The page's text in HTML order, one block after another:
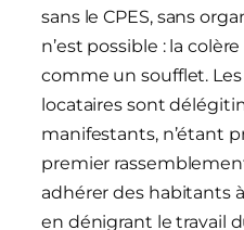
sans le CPES, sans
n’est possible : la
comme un soufflet.
locataires sont
manifestants, n’étant
premier
adhérer des habitants
en dénigrant le travail